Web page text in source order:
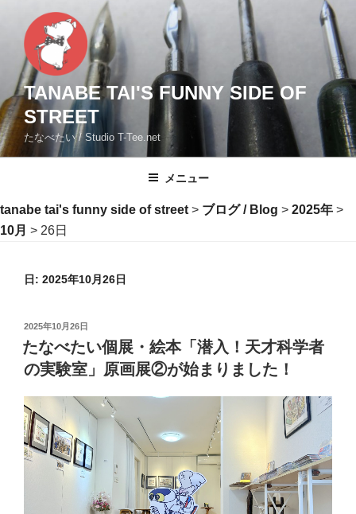
へ
ス
キ
ッ
TANABE TAI'S FUNNY SIDE OF
STREET
たなべたい / Studio T-Tee.net
メニュー
tanabe tai's funny side of street > ブログ / Blog > 2025年 >
10月 > 26日
日: 2025年10月26日
投
稿
日:
2025年10月26日
たなべたい個展・絵本「潜入！天才科学者
の実験室」原画展②が始まりました！